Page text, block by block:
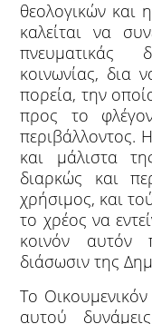
θεολογικών και
καλείται να
πνευματικάς
κοινωνίας, δια
πορεία, την
προς το
περιβάλλοντος.
και μάλιστα
διαρκώς και
χρήσιμος, και
το χρέος να
κοινόν αυτόν
διάσωσιν της
Το
αυτού